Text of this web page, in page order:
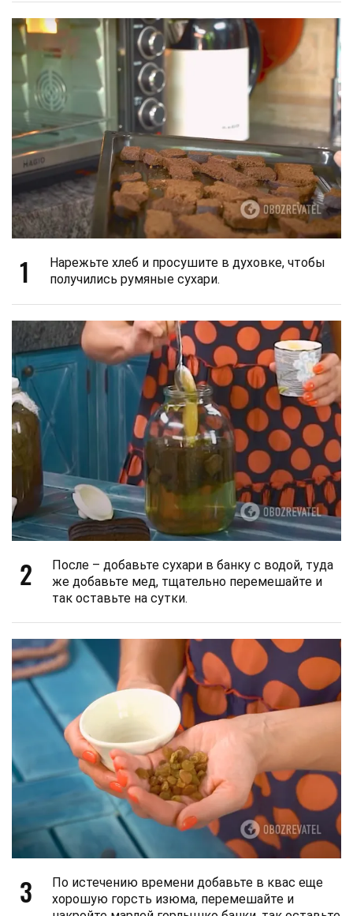
1
Нарежьте хлеб и просушите в духовке, чтобы
получились румяные сухари.
2
После – добавьте сухари в банку с водой, туда
же добавьте мед, тщательно перемешайте и
так оставьте на сутки.
3
По истечению времени добавьте в квас еще
хорошую горсть изюма, перемешайте и